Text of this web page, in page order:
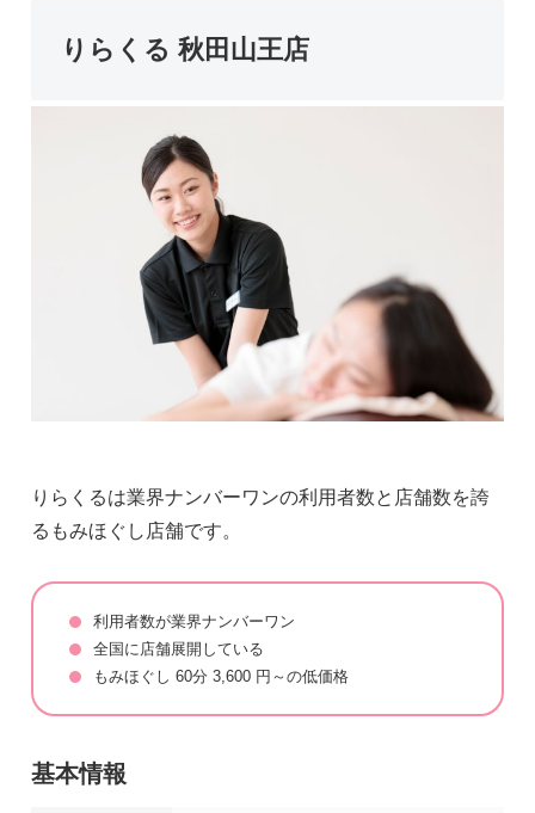
りらくる 秋田山王店
りらくるは業界ナンバーワンの利用者数と店舗数を誇
るもみほぐし店舗です。
利用者数が業界ナンバーワン
全国に店舗展開している
もみほぐし 60分 3,600 円～の低価格
基本情報